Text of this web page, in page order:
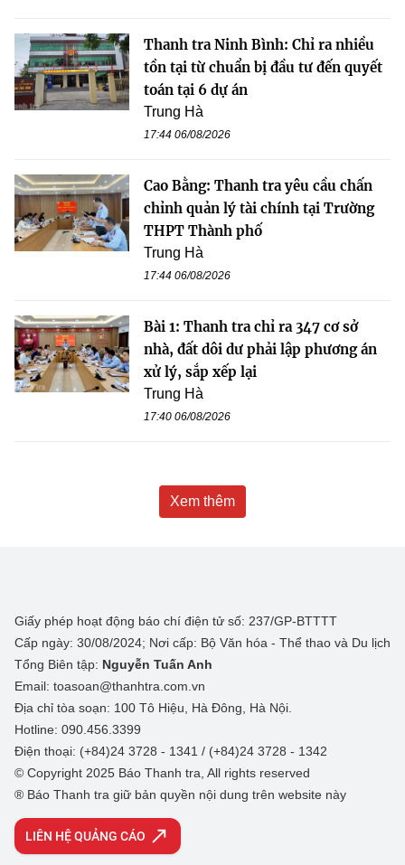
Thanh tra Ninh Bình: Chỉ ra nhiều
tồn tại từ chuẩn bị đầu tư đến quyết
toán tại 6 dự án
Trung Hà
17:44 06/08/2026
Cao Bằng: Thanh tra yêu cầu chấn
chỉnh quản lý tài chính tại Trường
THPT Thành phố
Trung Hà
17:44 06/08/2026
Bài 1: Thanh tra chỉ ra 347 cơ sở
nhà, đất dôi dư phải lập phương án
xử lý, sắp xếp lại
Trung Hà
17:40 06/08/2026
Xem thêm
Giấy phép hoạt động báo chí điện tử số: 237/GP-BTTTT
Cấp ngày: 30/08/2024; Nơi cấp: Bộ Văn hóa - Thể thao và Du lịch
Tổng Biên tập: Nguyễn Tuấn Anh
Email: toasoan@thanhtra.com.vn
Địa chỉ tòa soạn: 100 Tô Hiệu, Hà Đông, Hà Nội.
Hotline: 090.456.3399
Điện thoại: (+84)24 3728 - 1341 / (+84)24 3728 - 1342
© Copyright 2025 Báo Thanh tra, All rights reserved
® Báo Thanh tra giữ bản quyền nội dung trên website này
LIÊN HỆ QUẢNG CÁO